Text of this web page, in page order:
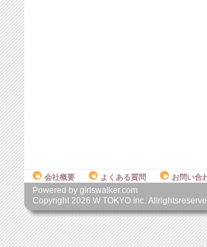
会社概要 よくある質問 お問い合
Powered by girlswalker.com
Copyright 2026 W TOKYO Inc.